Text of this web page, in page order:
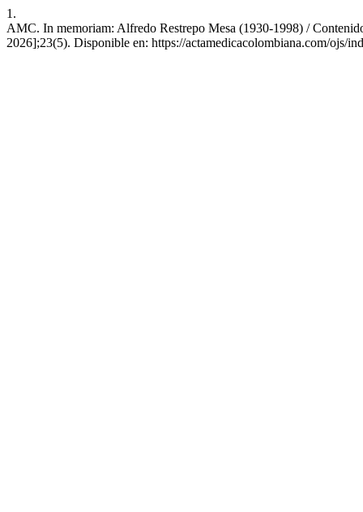
1.
AMC. In memoriam: Alfredo Restrepo Mesa (1930-1998) /
2026];23(5). Disponible en: https://actamedicacolombiana.com/ojs/